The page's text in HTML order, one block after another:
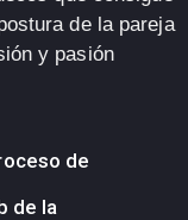
de la pareja
y pasión
de
de la